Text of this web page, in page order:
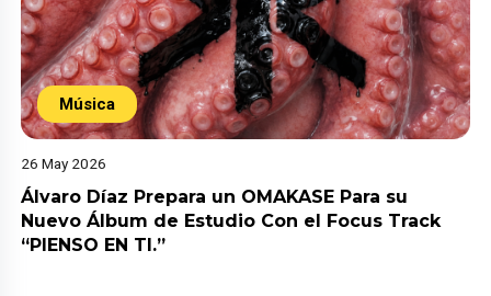
Música
26 May 2026
Álvaro Díaz Prepara un OMAKASE Para su
Nuevo Álbum de Estudio Con el Focus Track
“PIENSO EN TI.”